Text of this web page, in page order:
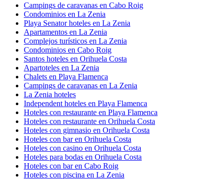
Campings de caravanas en Cabo Roig
Condominios en La Zenia
Playa Senator hoteles en La Zenia
Apartamentos en La Zenia
Complejos turísticos en La Zenia
Condominios en Cabo Roig
Santos hoteles en Orihuela Costa
Apartoteles en La Zenia
Chalets en Playa Flamenca
Campings de caravanas en La Zenia
La Zenia hoteles
Independent hoteles en Playa Flamenca
Hoteles con restaurante en Playa Flamenca
Hoteles con restaurante en Orihuela Costa
Hoteles con gimnasio en Orihuela Costa
Hoteles con bar en Orihuela Costa
Hoteles con casino en Orihuela Costa
Hoteles para bodas en Orihuela Costa
Hoteles con bar en Cabo Roig
Hoteles con piscina en La Zenia